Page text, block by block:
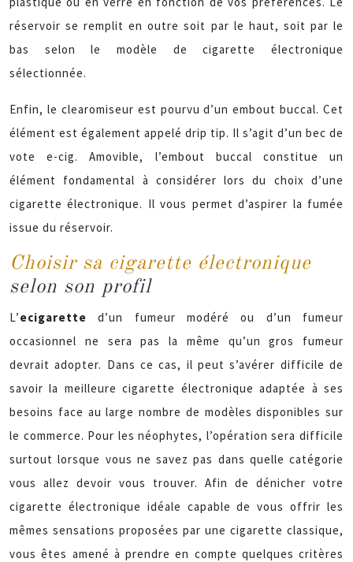
réservoir se remplit en outre soit par le haut, soit par le
bas selon le modèle de cigarette électronique
sélectionnée.
Enfin, le clearomiseur est pourvu d’un embout buccal. Cet
élément est également appelé drip tip. Il s’agit d’un bec de
vote e-cig. Amovible, l’embout buccal constitue un
élément fondamental à considérer lors du choix d’une
cigarette électronique. Il vous permet d’aspirer la fumée
issue du réservoir.
Choisir sa cigarette électronique
selon son profil
L’ecigarette d’un fumeur modéré ou d’un fumeur
occasionnel ne sera pas la même qu’un gros fumeur
devrait adopter. Dans ce cas, il peut s’avérer difficile de
savoir la meilleure cigarette électronique adaptée à ses
besoins face au large nombre de modèles disponibles sur
le commerce. Pour les néophytes, l’opération sera difficile
surtout lorsque vous ne savez pas dans quelle catégorie
vous allez devoir vous trouver. Afin de dénicher votre
cigarette électronique idéale capable de vous offrir les
mêmes sensations proposées par une cigarette classique,
vous êtes amené à prendre en compte quelques critères